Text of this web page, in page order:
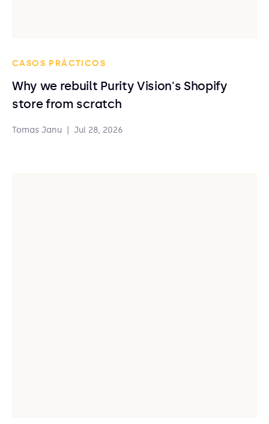
CASOS PRÁCTICOS
Why we rebuilt Purity Vision's Shopify
store from scratch
Tomas Janu Jul 28, 2026